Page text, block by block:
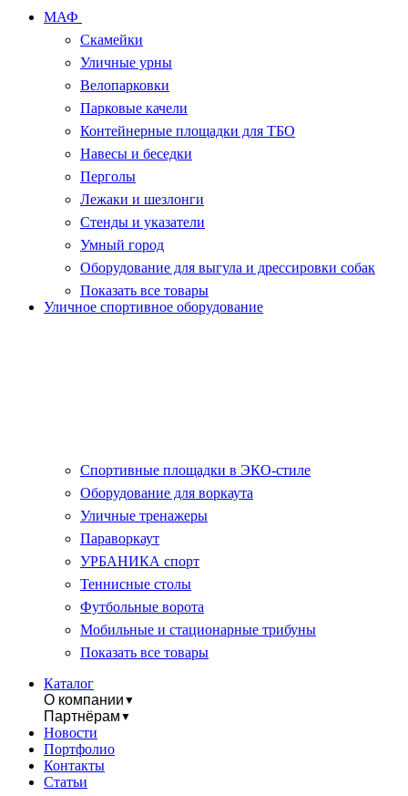
МАФ
Скамейки
Уличные урны
Велопарковки
Парковые качели
Контейнерные площадки для ТБО
Навесы и беседки
Перголы
Лежаки и шезлонги
Стенды и указатели
Умный город
Оборудование для выгула и дрессировки собак
Показать все товары
Уличное спортивное оборудование
Спортивные площадки в ЭКО-стиле
Оборудование для воркаута
Уличные тренажеры
Параворкаут
УРБАНИКА спорт
Теннисные столы
Футбольные ворота
Мобильные и стационарные трибуны
Показать все товары
Каталог
О компании ▼
Партнёрам ▼
Новости
Портфолио
Контакты
Статьи